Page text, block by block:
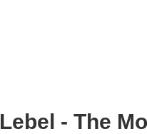
Lebel - The